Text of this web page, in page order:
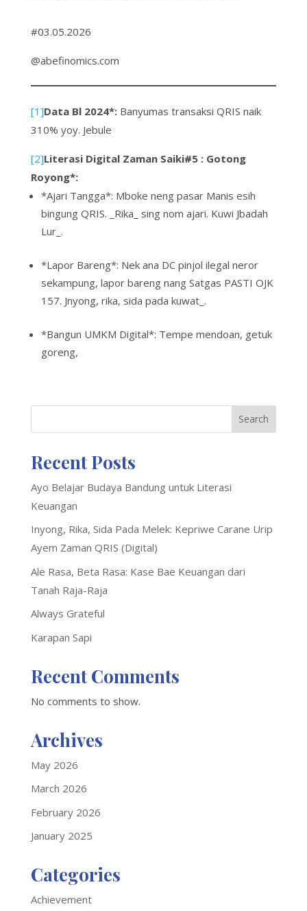
#03.05.2026
@abefinomics.com
[1]Data Bl 2024*: Banyumas transaksi QRIS naik
310% yoy. Jebule
[2]Literasi Digital Zaman Saiki#5 : Gotong
Royong*:
*Ajari Tangga*: Mboke neng pasar Manis esih
bingung QRIS. _Rika_ sing nom ajari. Kuwi Jbadah
Lur_.
*Lapor Bareng*: Nek ana DC pinjol ilegal neror
sekampung, lapor bareng nang Satgas PASTI OJK
157. Jnyong, rika, sida pada kuwat_.
*Bangun UMKM Digital*: Tempe mendoan, getuk
goreng,
Search
Recent Posts
Ayo Belajar Budaya Bandung untuk Literasi
Keuangan
Inyong, Rika, Sida Pada Melek: Kepriwe Carane Urip
Ayem Zaman QRIS (Digital)
Ale Rasa, Beta Rasa: Kase Bae Keuangan dari
Tanah Raja-Raja
Always Grateful
Karapan Sapi
Recent Comments
No comments to show.
Archives
May 2026
March 2026
February 2026
January 2025
Categories
Achievement